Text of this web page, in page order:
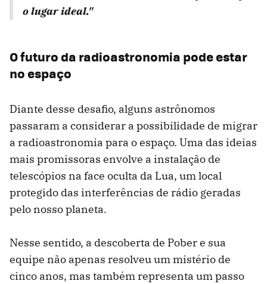
o lugar ideal."
O futuro da radioastronomia pode estar
no espaço
Diante desse desafio, alguns astrônomos
passaram a considerar a possibilidade de migrar
a radioastronomia para o espaço. Uma das ideias
mais promissoras envolve a instalação de
telescópios na face oculta da Lua, um local
protegido das interferências de rádio geradas
pelo nosso planeta.
Nesse sentido, a descoberta de Pober e sua
equipe não apenas resolveu um mistério de
cinco anos, mas também representa um passo